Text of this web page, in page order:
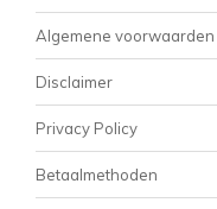
Algemene voorwaarden
Disclaimer
Privacy Policy
Betaalmethoden